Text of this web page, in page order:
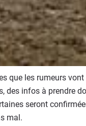
que les rumeurs
des infos à prendre
seront
mal.